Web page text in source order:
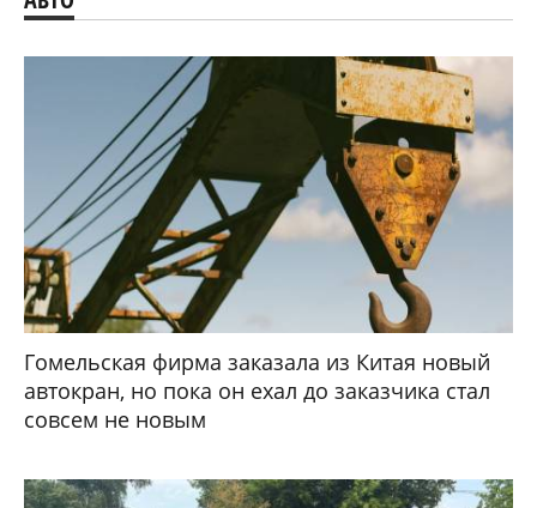
Гомельская фирма заказала из Китая новый
автокран, но пока он ехал до заказчика стал
совсем не новым